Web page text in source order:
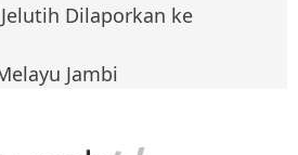
Dilaporkan ke
Jambi